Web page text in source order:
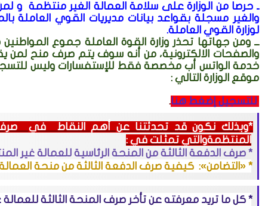
ـ حرصا من الوزارة على سلامة العمالة الغير منتظمة
و
والغير مسجلة بقواعد بيانات مديريات القوي العاملة
لوزارة القوي العاملة.
ــ ومن جهاتها تحذر وزارة القوة العاملة جموع
والصفحات الالكترونية، من أنه سوف يتم صرف منح لمن
خدمة الواتس أب مخصصة فقط للإستفسارات وليس
موقع الوزارة التالي :
للتسجيل إضغط هنا.
*وبذلك نكون قد تحدثتنا عن أهم النقاط في صرف
المنتظمةوالتي تمثلت في :
* صرف الدفعة الثالثة من المنحة الرئاسية للعمالة غير
*«التضامن»: كيفيةصرف الدفعة الثالثة من منحة
* كل ما تريد معرفته عن تأخر صرف المنحة الثالثة